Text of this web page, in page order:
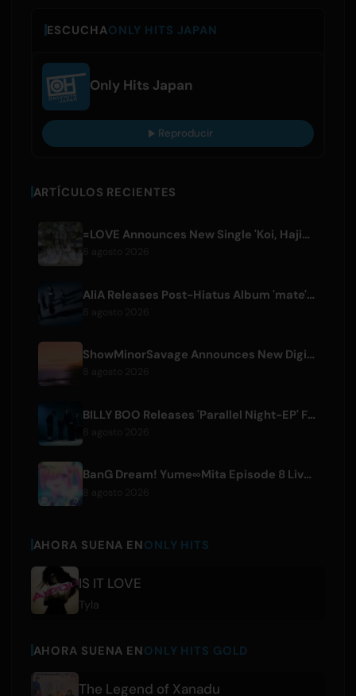
ESCUCHAONLY HITS JAPAN
Only Hits Japan
Reproducir
ARTÍCULOS RECIENTES
=LOVE Announces New Single 'Koi, Hajimemashita.' and Tokyo Dome Concerts
AliA Releases Post-Hiatus Album 'mate', Announces Tokyo Live
ShowMinorSavage Announces New Digital Single 'Gradation'
BILLY BOO Releases 'Parallel Night-EP' Featuring TV Drama Theme Song
BanG Dream! Yume∞Mita Episode 8 Live Clip Released
AHORA SUENA ENONLY HITS
IS IT LOVE
Tyla
AHORA SUENA ENONLY HITS GOLD
The Legend of Xanadu